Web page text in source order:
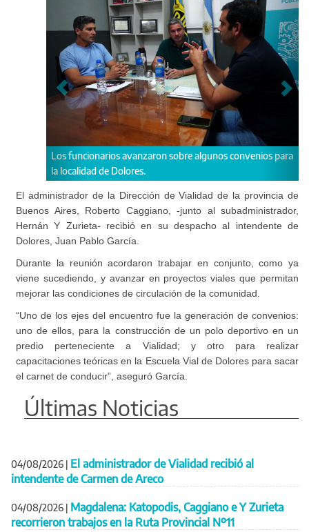
Los funcionarios avanzaron sobre algunos convenios para
la localidad de Dolores.
El administrador de la Dirección de Vialidad de la provincia de
Buenos Aires, Roberto Caggiano, -junto al subadministrador,
Hernán Y Zurieta- recibió en su despacho al intendente de
Dolores, Juan Pablo García.
Durante la reunión acordaron trabajar en conjunto, como ya
viene sucediendo, y avanzar en proyectos viales que permitan
mejorar las condiciones de circulación de la comunidad.
“Uno de los ejes del encuentro fue la generación de convenios:
uno de ellos, para la construcción de un polo deportivo en un
predio perteneciente a Vialidad; y otro para realizar
capacitaciones teóricas en la Escuela Vial de Dolores para sacar
el carnet de conducir”, aseguró García.
Últimas Noticias
04/08/2026 | El administrador de Vialidad recibió al
intendente de Carmen de Areco
04/08/2026 | Magdalena: Katopodis, Caggiano e Y Zurieta
recorrieron trabajos en la Ruta Provincial Nº11